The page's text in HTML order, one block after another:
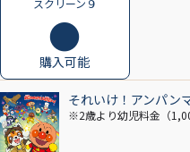
スクリーン９
購入可能
それいけ！アンパン
※2歳より幼児料金（